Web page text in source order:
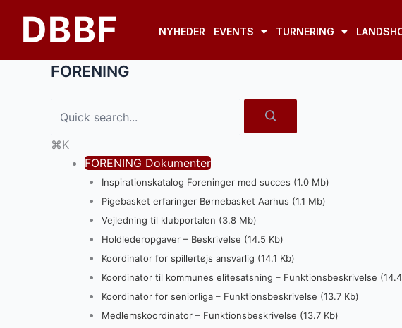
indholdetDBBF NYHEDER EVENTS TURNERING
FORENING
⌘K
FORENING Dokumenter
Inspirationskatalog Foreninger med succes (1.0 Mb)
Pigebasket erfaringer Børnebasket Aarhus (1.1 Mb)
Vejledning til klubportalen (3.8 Mb)
Holdlederopgaver – Beskrivelse (14.5 Kb)
Koordinator for spillertøjs ansvarlig (14.1 Kb)
Koordinator til kommunes elitesatsning – Funktionsbeskrivelse
Koordinator for seniorliga – Funktionsbeskrivelse (13.7 Kb)
Medlemskoordinator – Funktionsbeskrivelse (13.7 Kb)
navigation